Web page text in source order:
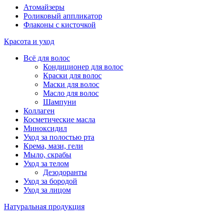
Атомайзеры
Роликовый аппликатор
Флаконы с кисточкой
Красота и уход
Всё для волос
Кондиционер для волос
Краски для волос
Маски для волос
Масло для волос
Шампуни
Коллаген
Косметические масла
Миноксидил
Уход за полостью рта
Крема, мази, гели
Мыло, скрабы
Уход за телом
Дезодоранты
Уход за бородой
Уход за лицом
Натуральная продукция